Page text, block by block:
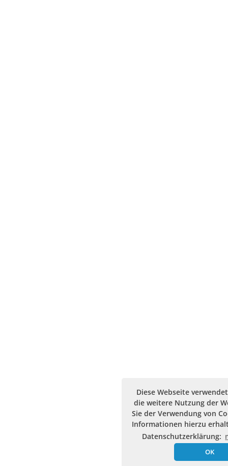
Diese Webseite
die weitere Nutzung der
Sie der Verwendung von
Informationen hierzu
Datenschutzerklärung:
OK